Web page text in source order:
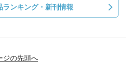
ランキング・新刊情報
ジの先頭へ